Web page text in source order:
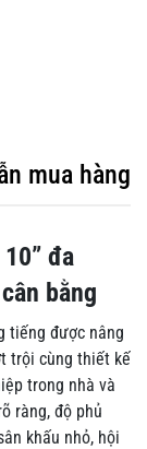
mua hàng
đa
bằng
tiếng được nâng
trội cùng thiết kế
trong nhà và
ràng, độ phủ
khấu nhỏ, hội